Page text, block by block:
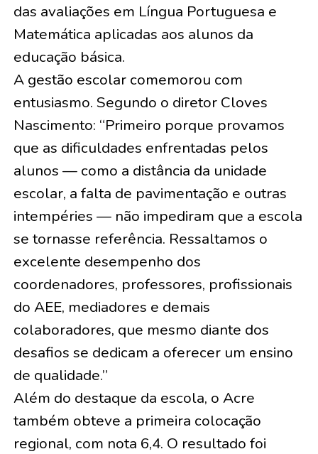
das avaliações em Língua Portuguesa e
Matemática aplicadas aos alunos da
educação básica.
A gestão escolar comemorou com
entusiasmo. Segundo o diretor Cloves
Nascimento: “Primeiro porque provamos
que as dificuldades enfrentadas pelos
alunos — como a distância da unidade
escolar, a falta de pavimentação e outras
intempéries — não impediram que a escola
se tornasse referência. Ressaltamos o
excelente desempenho dos
coordenadores, professores, profissionais
do AEE, mediadores e demais
colaboradores, que mesmo diante dos
desafios se dedicam a oferecer um ensino
de qualidade.”
Além do destaque da escola, o Acre
também obteve a primeira colocação
regional, com nota 6,4. O resultado foi